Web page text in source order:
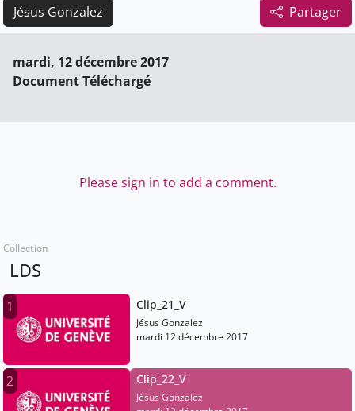
Partager
Jésus Gonzalez
mardi, 12 décembre 2017
Document Téléchargé
Please sign in to add a comment.
Collection
LDS
1 Clip_21_V
Jésus Gonzalez
mardi 12 décembre 2017
2 Clip_22_V
Jésus Gonzalez